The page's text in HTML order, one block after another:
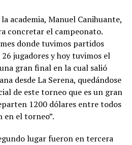
academia, Manuel Canihuante,
concretar el campeonato.
donde tuvimos partidos
jugadores y hoy tuvimos el
gran final en la cual salió
desde La Serena, quedándose
de este torneo que es un gran
1200 dólares entre todos
en el torneo”.
lugar fueron en tercera